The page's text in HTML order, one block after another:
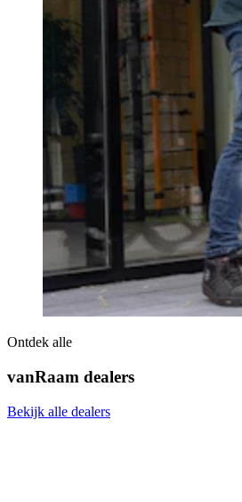
Ontdek alle
vanRaam dealers
Bekijk alle dealers